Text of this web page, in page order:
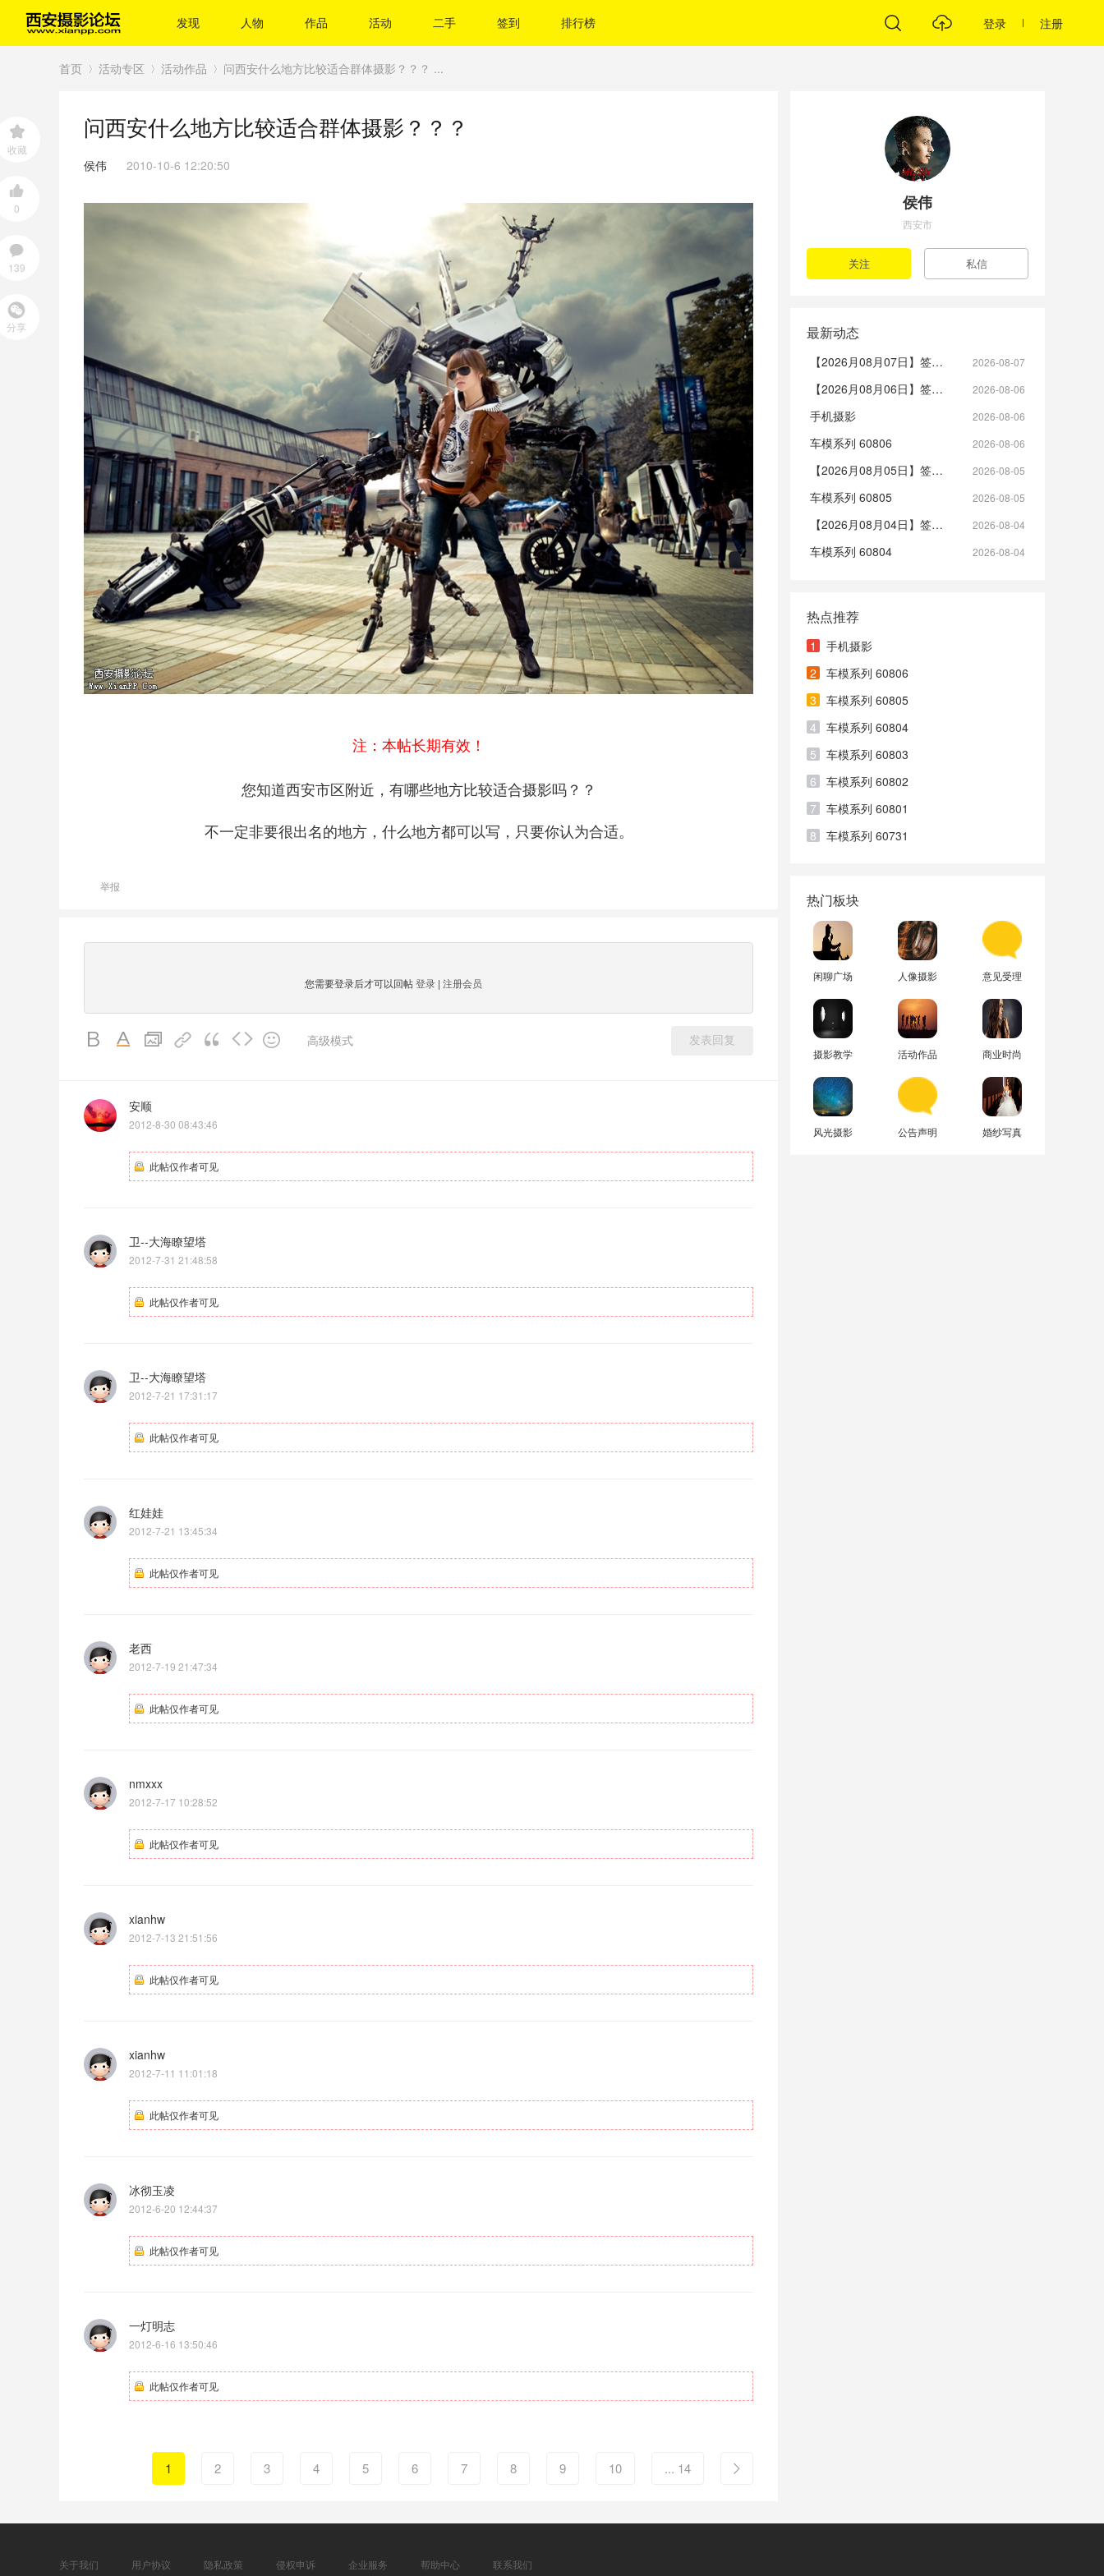
发现 人物 作品 活动 二手 签到 排行榜 登录 注册
首页
›
活动专区
›
活动作品
›
问西安什么地方比较适合群体摄影？？？ ...
收藏
0
139
分享
问西安什么地方比较适合群体摄影？？？
侯伟 2010-10-6 12:20:50
注：本帖长期有效！
您知道西安市区附近，有哪些地方比较适合摄影吗？？
不一定非要很出名的地方，什么地方都可以写，只要你认为合适。
举报
您需要登录后才可以回帖登录| 注册会员
高级模式 发表回复
安顺
2012-8-30 08:43:46
此帖仅作者可见
卫--大海瞭望塔
2012-7-31 21:48:58
此帖仅作者可见
卫--大海瞭望塔
2012-7-21 17:31:17
此帖仅作者可见
红娃娃
2012-7-21 13:45:34
此帖仅作者可见
老西
2012-7-19 21:47:34
此帖仅作者可见
nmxxx
2012-7-17 10:28:52
此帖仅作者可见
xianhw
2012-7-13 21:51:56
此帖仅作者可见
xianhw
2012-7-11 11:01:18
此帖仅作者可见
冰彻玉凌
2012-6-20 12:44:37
此帖仅作者可见
一灯明志
2012-6-16 13:50:46
此帖仅作者可见
1 2 3 4 5 6 7 8 9 10 ... 14
下一页
侯伟
西安市
最新动态
2026-08-07
【2026月08月07日】签到帖
2026-08-06
【2026月08月06日】签到帖
2026-08-06
手机摄影
2026-08-06
车模系列 60806
2026-08-05
【2026月08月05日】签到帖
2026-08-05
车模系列 60805
2026-08-04
【2026月08月04日】签到帖
2026-08-04
车模系列 60804
热点推荐
1
手机摄影
2
车模系列 60806
3
车模系列 60805
4
车模系列 60804
5
车模系列 60803
6
车模系列 60802
7
车模系列 60801
8
车模系列 60731
热门板块
闲聊广场 人像摄影 意见受理
摄影教学 活动作品 商业时尚
风光摄影 公告声明 婚纱写真
关于我们 用户协议 隐私政策 侵权申诉 企业服务 帮助中心 联系我们